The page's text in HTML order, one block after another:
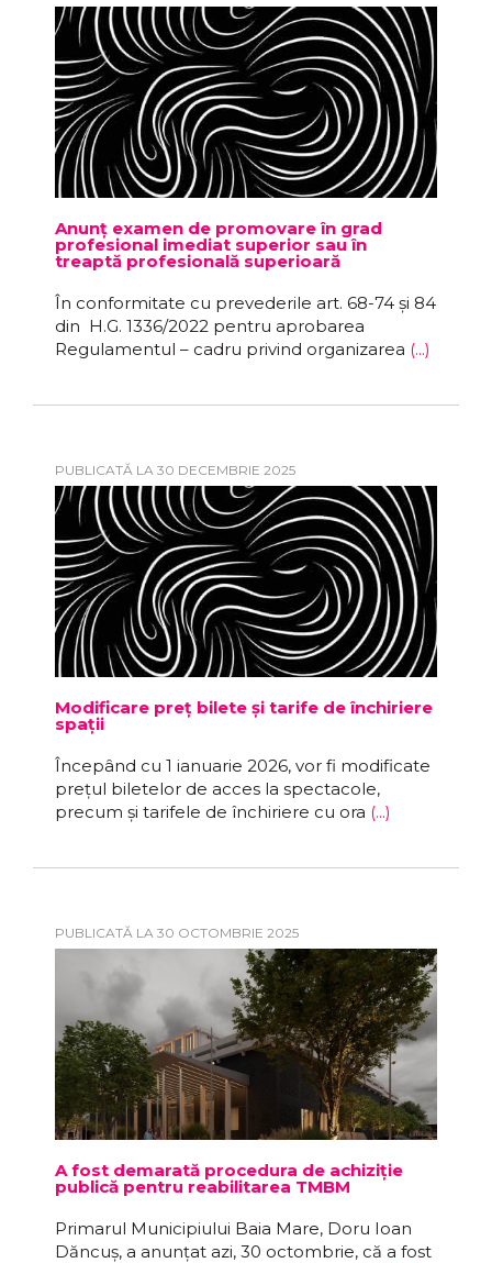
Anunț examen de promovare în grad
profesional imediat superior sau în
treaptă profesională superioară
În conformitate cu prevederile art. 68-74 și 84
din H.G. 1336/2022 pentru aprobarea
Regulamentul – cadru privind organizarea (...)
PUBLICATĂ LA 30 DECEMBRIE 2025
Modificare preț bilete și tarife de închiriere
spații
Începând cu 1 ianuarie 2026, vor fi modificate
prețul biletelor de acces la spectacole,
precum și tarifele de închiriere cu ora (...)
PUBLICATĂ LA 30 OCTOMBRIE 2025
A fost demarată procedura de achiziție
publică pentru reabilitarea TMBM
Primarul Municipiului Baia Mare, Doru Ioan
Dăncuș, a anunțat azi, 30 octombrie, că a fost